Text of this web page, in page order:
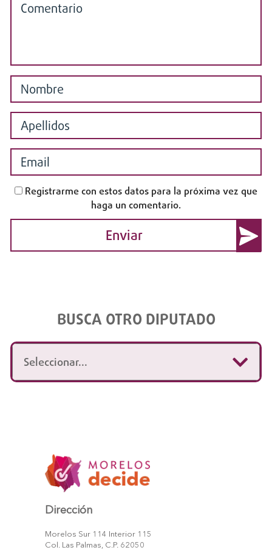
Registrarme con estos datos para la próxima vez que
haga un comentario.
Enviar
BUSCA OTRO DIPUTADO
Dirección
Morelos Sur 114 Interior 115
Col. Las Palmas, C.P. 62050